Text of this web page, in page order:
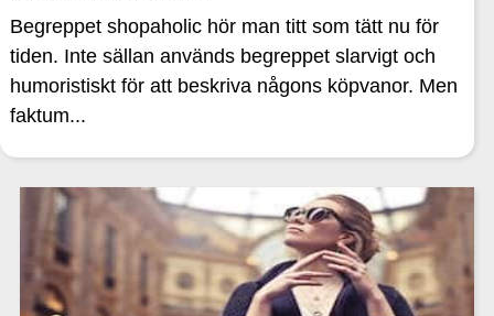
Begreppet shopaholic hör man titt som tätt nu för
tiden. Inte sällan används begreppet slarvigt och
humoristiskt för att beskriva någons köpvanor. Men
faktum...